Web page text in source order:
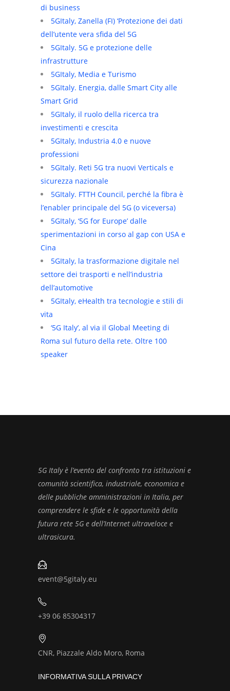
di business
5GItaly, Zanella (FI) ‘Protezione dei dati
dell’utente vera sfida del 5G
5GItaly. 5G e protezione delle
infrastrutture
5GItaly, Media e Turismo
5GItaly. Energia, dalle Smart City alle
Smart Grid
5GItaly, il ruolo della ricerca tra
investimenti e crescita
5GItaly, Industria 4.0 e nuove
professioni
5GItaly. Reti 5G tra nuovi Verticals e
sicurezza nazionale
5GItaly. FTTH Council, perché la fibra è
l’enabler principale del 5G (o viceversa)
5GItaly, ‘5G for Europe’ dalle
sperimentazioni in corso al gap con USA e
Cina
5GItaly, la trasformazione digitale nel
settore dei trasporti e nell’industria
dell’automotive
5GItaly, eHealth tra tecnologie e stili di
vita
‘5G Italy’, al via il Global Meeting di
Roma sul futuro della rete. Oltre 100
speaker
5G Italy è l’evento del confronto tra istituzioni e
comunità scientifica, industriale, economica e
delle pubbliche amministrazioni in Italia, per
comprendere le sfide e le opportunità della
futura rete 5G e dell’Internet ultraveloce e
ultrasicura.
event@5gitaly.eu
+39 06 85304317
CNR, Piazzale Aldo Moro, Roma
INFORMATIVA SULLA PRIVACY